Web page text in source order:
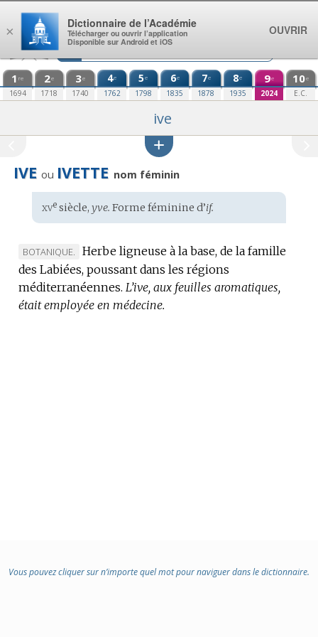
Aller au contenu
1 re
1694
2e
1718
3e
1740
4e
1762
5e
1798
6e
1835
7e
1878
8e
1935
9e
2024
10e
E.C.
ive
IVE ou IVETTE nom féminin
Étymologie
:
xvesiècle, yve. Forme féminine d’if.
MARQUE
DE
DOMAINE
:
BOTANIQUE.
Herbe ligneuse à la base, de la famille
des Labiées, poussant dans les régions
méditerranéennes. L’ive, aux feuilles aromatiques,
était employée en médecine.
Vous pouvez cliquer sur n’importe quel mot pour naviguer dans le dictionnaire.
×
Dictionnaire de l’Académie
Télécharger ou ouvrir l’application
Disponible sur Android et iOS
OUVRIR